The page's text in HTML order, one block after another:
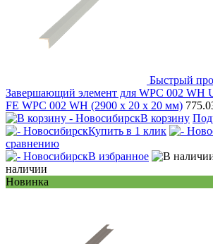
Быстрый
Завершающий элемент для WPC 002 WH
FE WPC 002 WH (2900 х 20 х 20 мм)
В корзину
Купить в 1 клик
сравнению
В избранное
наличии
Новинка